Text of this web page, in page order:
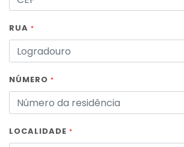
RUA *
NÚMERO *
LOCALIDADE *